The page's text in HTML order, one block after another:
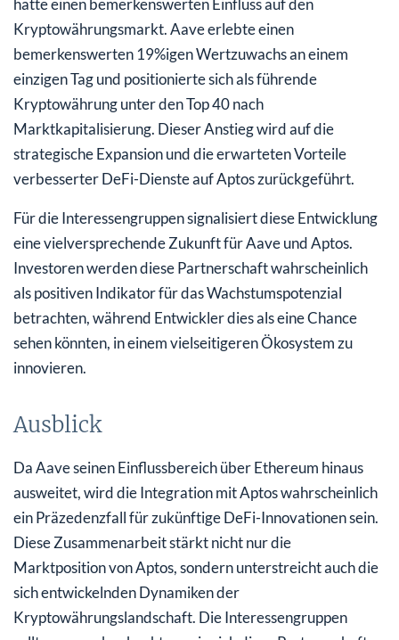
hatte einen bemerkenswerten Einfluss auf den
Kryptowährungsmarkt. Aave erlebte einen
bemerkenswerten 19%igen Wertzuwachs an einem
einzigen Tag und positionierte sich als führende
Kryptowährung unter den Top 40 nach
Marktkapitalisierung. Dieser Anstieg wird auf die
strategische Expansion und die erwarteten Vorteile
verbesserter DeFi-Dienste auf Aptos zurückgeführt.
Für die Interessengruppen signalisiert diese Entwicklung
eine vielversprechende Zukunft für Aave und Aptos.
Investoren werden diese Partnerschaft wahrscheinlich
als positiven Indikator für das Wachstumspotenzial
betrachten, während Entwickler dies als eine Chance
sehen könnten, in einem vielseitigeren Ökosystem zu
innovieren.
Ausblick
Da Aave seinen Einflussbereich über Ethereum hinaus
ausweitet, wird die Integration mit Aptos wahrscheinlich
ein Präzedenzfall für zukünftige DeFi-Innovationen sein.
Diese Zusammenarbeit stärkt nicht nur die
Marktposition von Aptos, sondern unterstreicht auch die
sich entwickelnden Dynamiken der
Kryptowährungslandschaft. Die Interessengruppen